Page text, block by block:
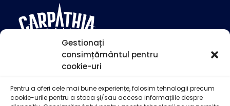
Gestionați
consimțământul pentru
cookie-uri
Pentru a oferi cele mai bune experiențe, folosim tehnologii precum
cookie-urile pentru a stoca și/sau accesa informațiile despre